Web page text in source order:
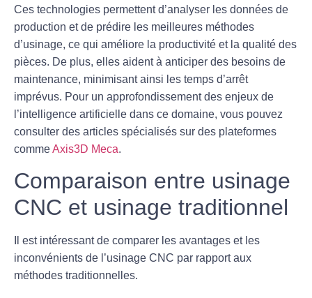
Ces technologies permettent d’analyser les données de
production et de prédire les meilleures méthodes
d’usinage, ce qui améliore la productivité et la qualité des
pièces. De plus, elles aident à anticiper des besoins de
maintenance, minimisant ainsi les temps d’arrêt
imprévus. Pour un approfondissement des enjeux de
l’intelligence artificielle dans ce domaine, vous pouvez
consulter des articles spécialisés sur des plateformes
commeAxis3D Meca.
Comparaison entre usinage
CNC et usinage traditionnel
Il est intéressant de comparer les avantages et les
inconvénients de l’usinage CNC par rapport aux
méthodes traditionnelles.